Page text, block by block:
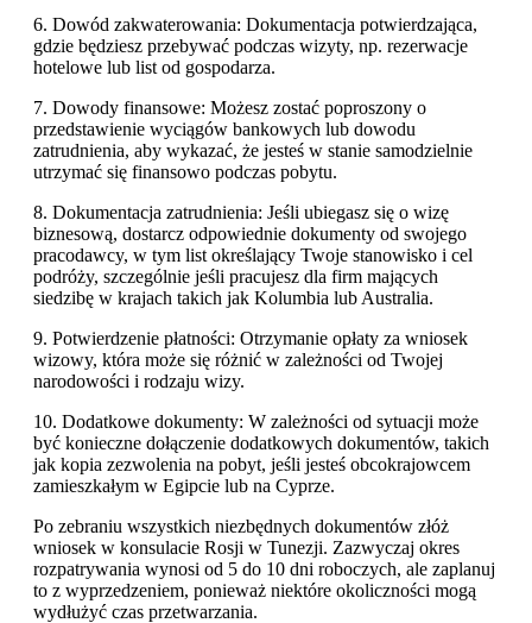
6. Dowód zakwaterowania: Dokumentacja potwierdzająca,
gdzie będziesz przebywać podczas wizyty, np. rezerwacje
hotelowe lub list od gospodarza.
7. Dowody finansowe: Możesz zostać poproszony o
przedstawienie wyciągów bankowych lub dowodu
zatrudnienia, aby wykazać, że jesteś w stanie samodzielnie
utrzymać się finansowo podczas pobytu.
8. Dokumentacja zatrudnienia: Jeśli ubiegasz się o wizę
biznesową, dostarcz odpowiednie dokumenty od swojego
pracodawcy, w tym list określający Twoje stanowisko i cel
podróży, szczególnie jeśli pracujesz dla firm mających
siedzibę w krajach takich jak Kolumbia lub Australia.
9. Potwierdzenie płatności: Otrzymanie opłaty za wniosek
wizowy, która może się różnić w zależności od Twojej
narodowości i rodzaju wizy.
10. Dodatkowe dokumenty: W zależności od sytuacji może
być konieczne dołączenie dodatkowych dokumentów, takich
jak kopia zezwolenia na pobyt, jeśli jesteś obcokrajowcem
zamieszkałym w Egipcie lub na Cyprze.
Po zebraniu wszystkich niezbędnych dokumentów złóż
wniosek w konsulacie Rosji w Tunezji. Zazwyczaj okres
rozpatrywania wynosi od 5 do 10 dni roboczych, ale zaplanuj
to z wyprzedzeniem, ponieważ niektóre okoliczności mogą
wydłużyć czas przetwarzania.